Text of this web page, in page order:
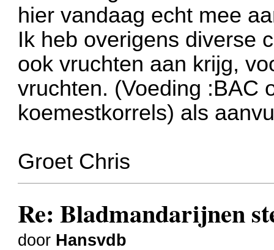
hier vandaag echt mee
Ik heb overigens diverse
ook vruchten aan krijg,
vruchten. (Voeding :BAC
koemestkorrels) als
Groet Chris
Re: Bladmandarijnen
door Hansvdb